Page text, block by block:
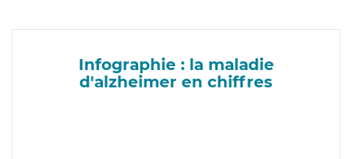
Infographie : la maladie
d'alzheimer en chiffres